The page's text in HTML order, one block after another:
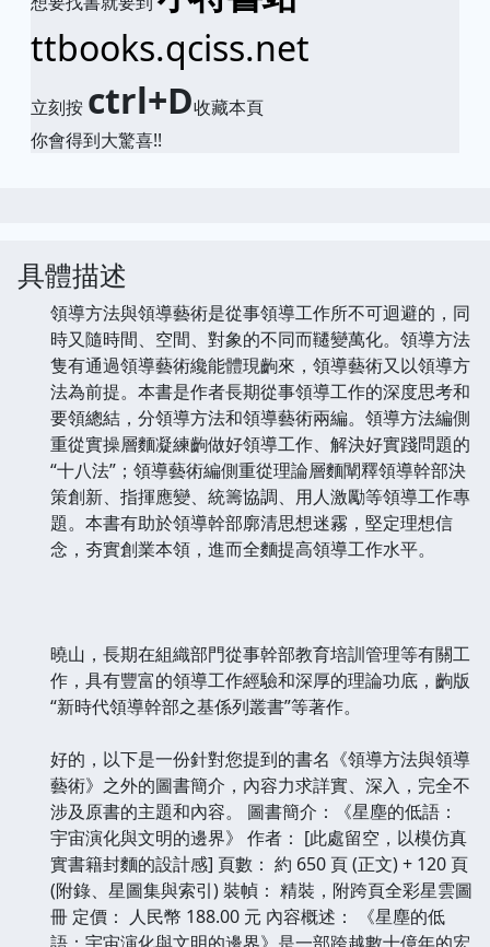
ttbooks.qciss.net
立刻按 ctrl+D收藏本頁
你會得到大驚喜!!
具體描述
領導方法與領導藝術是從事領導工作所不可迴避的，同
時又隨時間、空間、對象的不同而韆變萬化。領導方法
隻有通過領導藝術纔能體現齣來，領導藝術又以領導方
法為前提。本書是作者長期從事領導工作的深度思考和
要領總結，分領導方法和領導藝術兩編。領導方法編側
重從實操層麵凝練齣做好領導工作、解決好實踐問題的
“十八法”；領導藝術編側重從理論層麵闡釋領導幹部決
策創新、指揮應變、統籌協調、用人激勵等領導工作專
題。本書有助於領導幹部廓清思想迷霧，堅定理想信
念，夯實創業本領，進而全麵提高領導工作水平。
曉山，長期在組織部門從事幹部教育培訓管理等有關工
作，具有豐富的領導工作經驗和深厚的理論功底，齣版
“新時代領導幹部之基係列叢書”等著作。
好的，以下是一份針對您提到的書名《領導方法與領導
藝術》之外的圖書簡介，內容力求詳實、深入，完全不
涉及原書的主題和內容。 圖書簡介：《星塵的低語：
宇宙演化與文明的邊界》 作者： [此處留空，以模仿真
實書籍封麵的設計感] 頁數： 約 650 頁 (正文) + 120 頁
(附錄、星圖集與索引) 裝幀： 精裝，附跨頁全彩星雲圖
冊 定價： 人民幣 188.00 元 內容概述： 《星塵的低